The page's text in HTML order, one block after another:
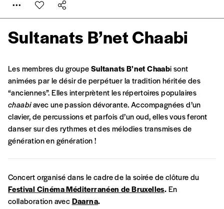
Sultanats B’net Chaabi
Se connecter
Formulaire de
commande
A partir de 2021,Imag, le magazine de
l’interculturel,vous est proposé à
Les membres du groupeSultanats B’net Chaabi sont
animées par le désir de perpétuer la tradition héritée des
“anciennes”. Elles interprètent les répertoires populaires
chaabiavec une passion dévorante. Accompagnées d’un
clavier, de percussions et parfois d’un oud, elles vous feront
danser sur des rythmes et des mélodies transmises de
génération en génération !
Concert organisé dans le cadre de la soirée de clôture du
Festival Cinéma Méditerranéen de Bruxelles.En
collaboration avecDaarna.